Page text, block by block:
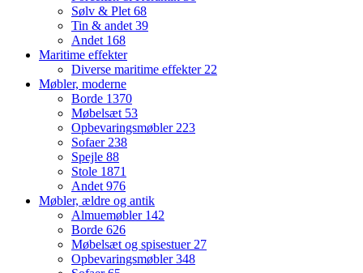
Sølv & Plet68
Tin & andet39
Andet 168
Maritime effekter
Diverse maritime effekter22
Møbler, moderne
Borde 1370
Møbelsæt 53
Opbevaringsmøbler223
Sofaer238
Spejle 88
Stole 1871
Andet976
Møbler, ældre og antik
Almuemøbler 142
Borde 626
Møbelsæt og spisestuer27
Opbevaringsmøbler348